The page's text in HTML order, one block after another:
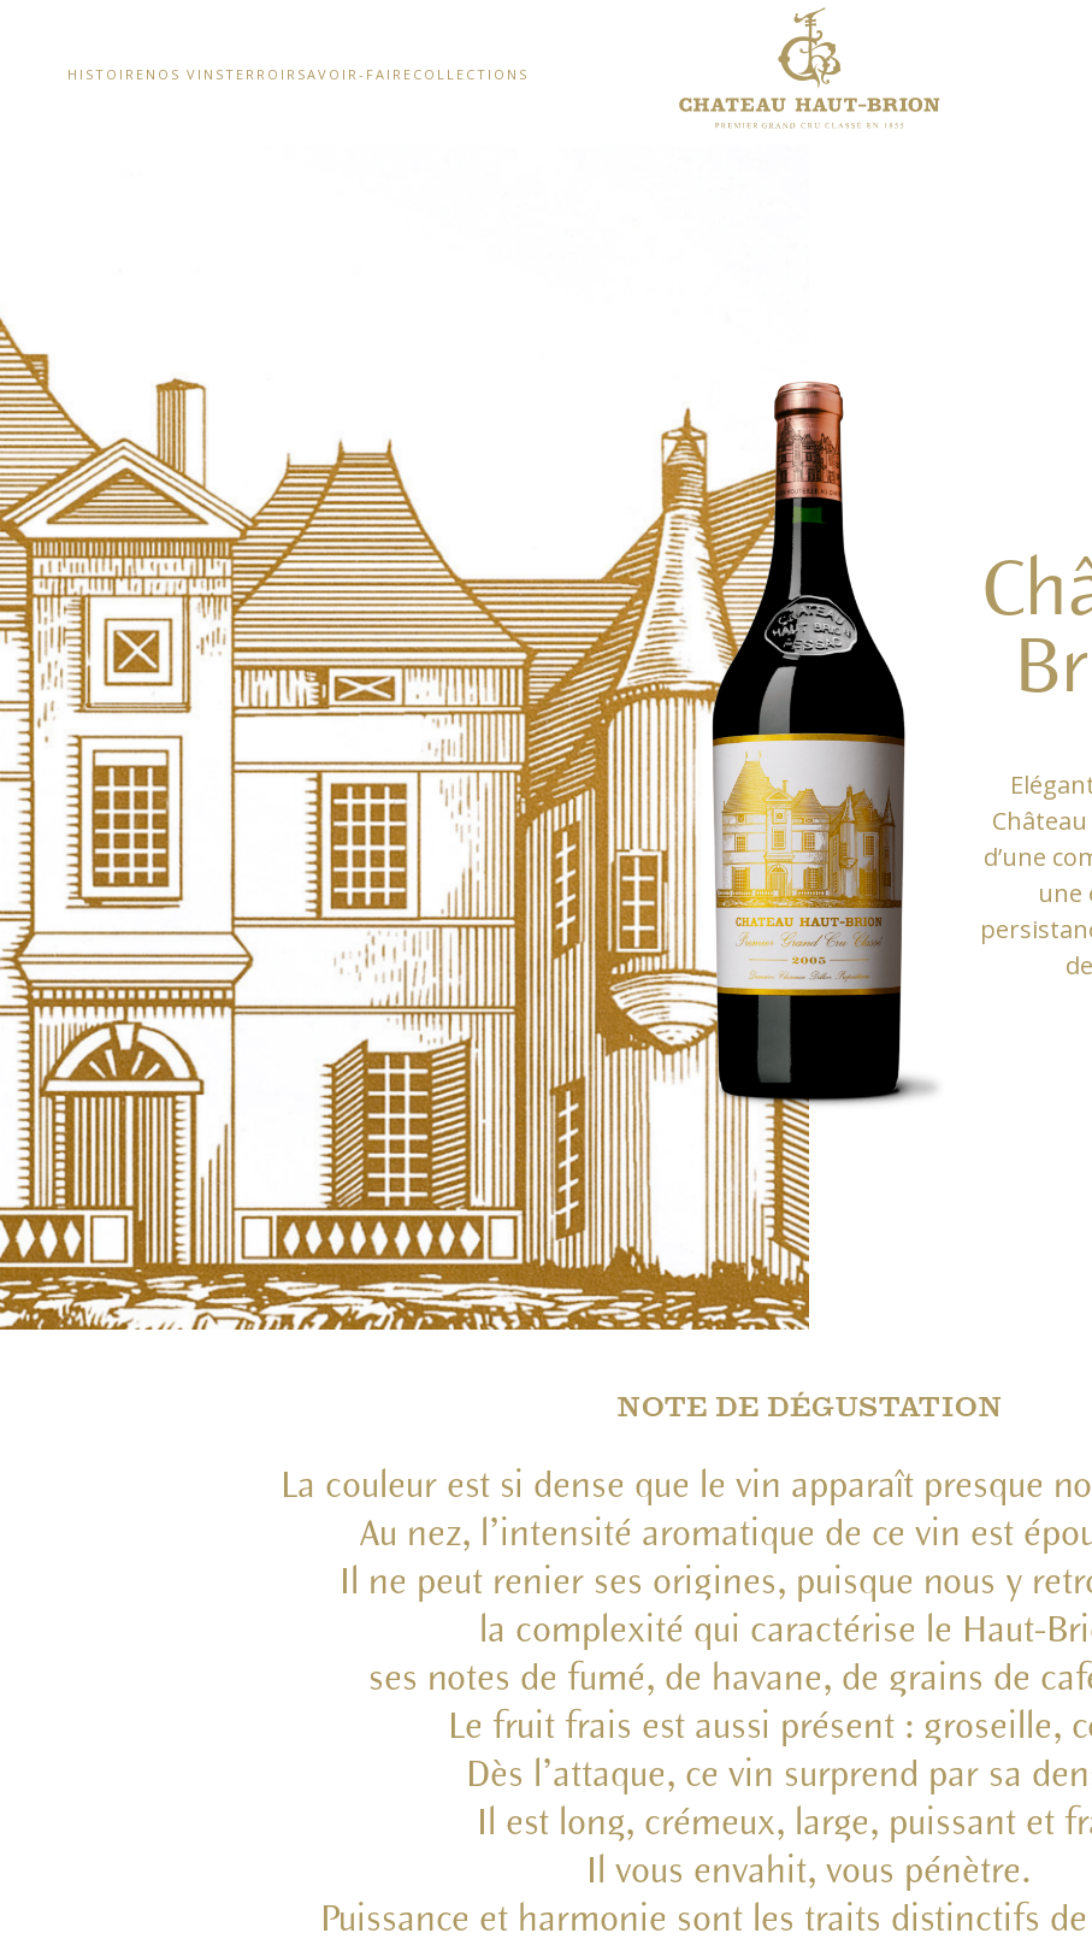
HISTOIRE NOS VINSTERROIR SAVOIR-FAIRE COLLECTIONS
d’une
une
NOTE DE DÉGUSTATION
La couleur est si dense que le vin apparaît presque
Au nez, l’intensité aromatique de ce vin est
Il ne peut renier ses origines, puisque nous y
la complexité qui caractérise le Haut-
ses notes de fumé, de havane, de grains de
Le fruit frais est aussi présent : groseille,
Dès l’attaque, ce vin surprend par sa
Il est long, crémeux, large, puissant et
Il vous envahit, vous pénètre.
Puissance et harmonie sont les traits distinctifs